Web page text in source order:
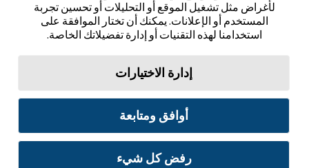
لأغراض مثل تشغيل الموقع أو التحليلات أو تحسين تجربة
المستخدم أو الإعلانات. يمكنك أن تختار الموافقة على
استخدامنا لهذه التقنيات أو إدارة تفضيلاتك الخاصة.
إدارة الاختيارات
أوافق ومتابعة
رفض كل شيء